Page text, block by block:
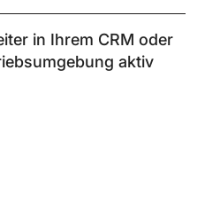
in Ihrem CRM oder
aktiv